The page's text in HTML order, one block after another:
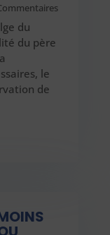
du
du père
le
de